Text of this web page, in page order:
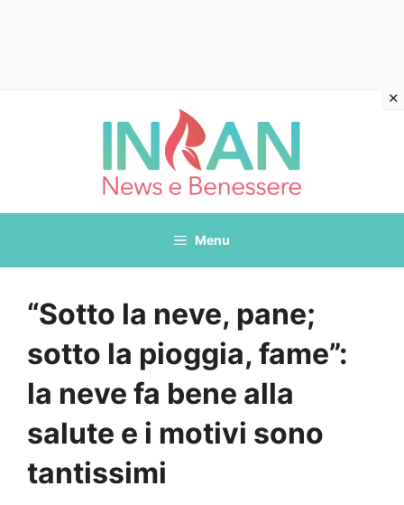
Menu
“Sotto la neve, pane;
sotto la pioggia, fame”:
la neve fa bene alla
salute e i motivi sono
tantissimi